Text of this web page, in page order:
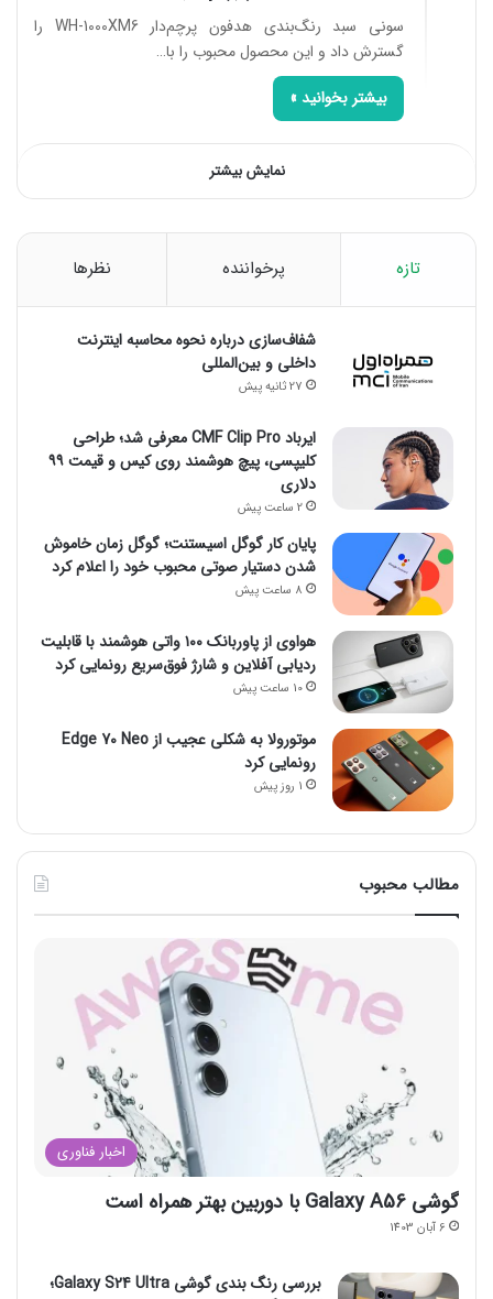
سونی سبد رنگ‌بندی هدفون پرچم‌دار WH-1000XM6 را
گسترش داد و این محصول محبوب را با…
بیشتر بخوانید »
نمایش بیشتر
تازه پرخواننده نظرها
شفاف‌سازی درباره نحوه محاسبه اینترنت
داخلی و بین‌المللی
27 ثانیه پیش
ایرباد CMF Clip Pro معرفی شد؛ طراحی
کلیپسی، پیچ هوشمند روی کیس و قیمت ۹۹
دلاری
2 ساعت پیش
پایان کار گوگل اسیستنت؛ گوگل زمان خاموش
شدن دستیار صوتی محبوب خود را اعلام کرد
8 ساعت پیش
هواوی از پاوربانک ۱۰۰ واتی هوشمند با قابلیت
ردیابی آفلاین و شارژ فوق‌سریع رونمایی کرد
10 ساعت پیش
موتورولا به شکلی عجیب از Edge 70 Neo
رونمایی کرد
1 روز پیش
مطالب محبوب
اخبار فناوری
گوشی Galaxy A56 با دوربین بهتر همراه است
6 آبان 1403
بررسی رنگ بندی گوشی Galaxy S24 Ultra؛